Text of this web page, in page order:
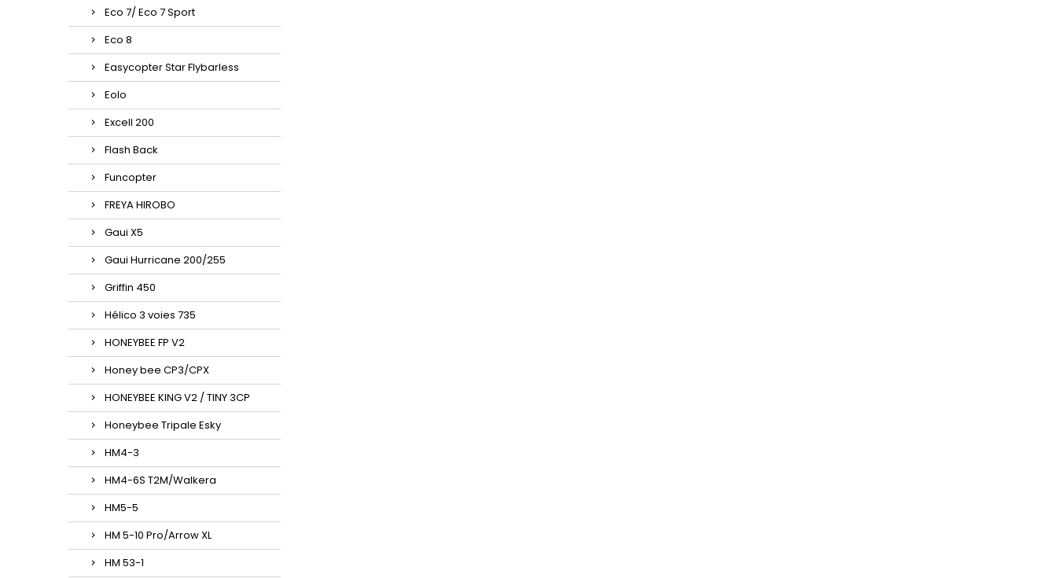
Eco 7/ Eco 7 Sport
Eco 8
Easycopter Star Flybarless
Eolo
Excell 200
Flash Back
Funcopter
FREYA HIROBO
Gaui X5
Gaui Hurricane 200/255
Griffin 450
Hélico 3 voies 735
HONEYBEE FP V2
Honey bee CP3/CPX
HONEYBEE KING V2 / TINY 3CP
Honeybee Tripale Esky
HM4-3
HM4-6S T2M/Walkera
HM5-5
HM 5-10 Pro/Arrow XL
HM 53-1